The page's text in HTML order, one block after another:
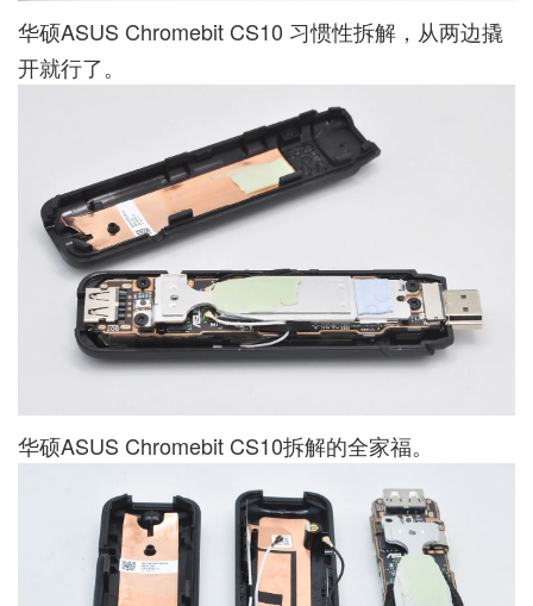
华硕ASUS Chromebit CS10 习惯性拆解，从两边撬
开就行了。
华硕ASUS Chromebit CS10拆解的全家福。